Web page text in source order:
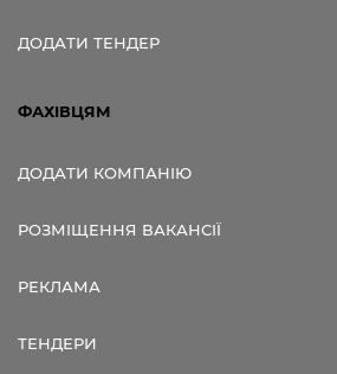
ДОДАТИ ТЕНДЕР
ФАХІВЦЯМ
ДОДАТИ КОМПАНІЮ
РОЗМІЩЕННЯ ВАКАНСІЇ
РЕКЛАМА
ТЕНДЕРИ